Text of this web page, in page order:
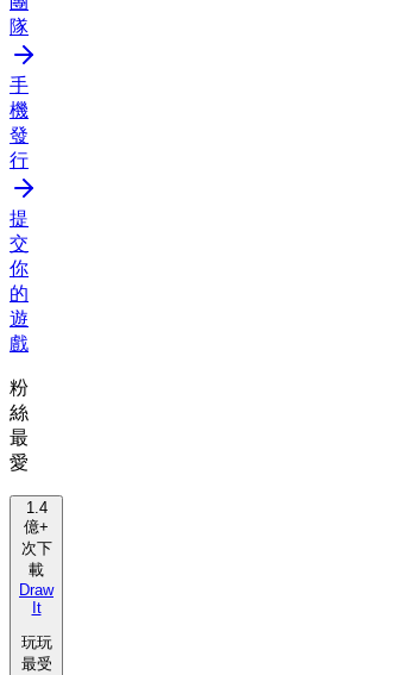
隊
手
機
發
行
提
交
你
的
遊
戲
粉
絲
最
愛
1.4
億+
次下
載
Draw
It
玩玩
最受